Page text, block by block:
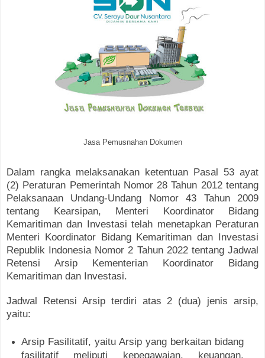
Jasa Pemusnahan Dokumen
Dalam rangka melaksanakan ketentuan Pasal 53 ayat
(2) Peraturan Pemerintah Nomor 28 Tahun 2012 tentang
Pelaksanaan Undang-Undang Nomor 43 Tahun 2009
tentang Kearsipan, Menteri Koordinator Bidang
Kemaritiman dan Investasi telah menetapkan Peraturan
Menteri Koordinator Bidang Kemaritiman dan Investasi
Republik Indonesia Nomor 2 Tahun 2022 tentang Jadwal
Retensi Arsip Kementerian Koordinator Bidang
Kemaritiman dan Investasi.
Jadwal Retensi Arsip terdiri atas 2 (dua) jenis arsip,
yaitu:
Arsip Fasilitatif, yaitu Arsip yang berkaitan bidang
fasilitatif meliputi kepegawaian, keuangan,